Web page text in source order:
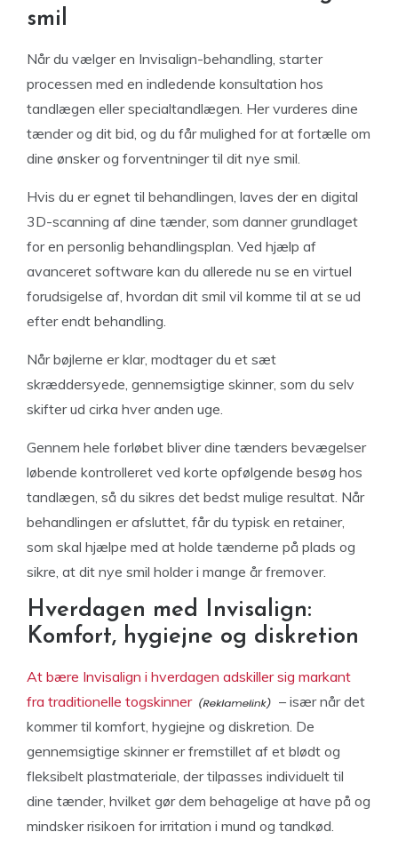
smil
Når du vælger en Invisalign-behandling, starter
processen med en indledende konsultation hos
tandlægen eller specialtandlægen. Her vurderes dine
tænder og dit bid, og du får mulighed for at fortælle om
dine ønsker og forventninger til dit nye smil.
Hvis du er egnet til behandlingen, laves der en digital
3D-scanning af dine tænder, som danner grundlaget
for en personlig behandlingsplan. Ved hjælp af
avanceret software kan du allerede nu se en virtuel
forudsigelse af, hvordan dit smil vil komme til at se ud
efter endt behandling.
Når bøjlerne er klar, modtager du et sæt
skræddersyede, gennemsigtige skinner, som du selv
skifter ud cirka hver anden uge.
Gennem hele forløbet bliver dine tænders bevægelser
løbende kontrolleret ved korte opfølgende besøg hos
tandlægen, så du sikres det bedst mulige resultat. Når
behandlingen er afsluttet, får du typisk en retainer,
som skal hjælpe med at holde tænderne på plads og
sikre, at dit nye smil holder i mange år fremover.
Hverdagen med Invisalign:
Komfort, hygiejne og diskretion
At bære Invisalign i hverdagen adskiller sig markant
fra traditionelle togskinner
– især når det
kommer til komfort, hygiejne og diskretion. De
gennemsigtige skinner er fremstillet af et blødt og
fleksibelt plastmateriale, der tilpasses individuelt til
dine tænder, hvilket gør dem behagelige at have på og
mindsker risikoen for irritation i mund og tandkød.